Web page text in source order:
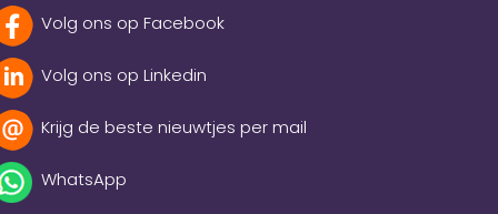
Volg ons op Facebook
Volg ons op Linkedin
Krijg de beste nieuwtjes per mail
WhatsApp